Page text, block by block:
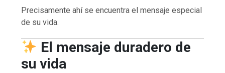
Precisamente ahí se encuentra el mensaje especial
de su vida.
El mensaje duradero de
su vida